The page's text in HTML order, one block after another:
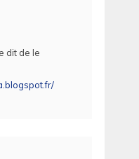
dit de le